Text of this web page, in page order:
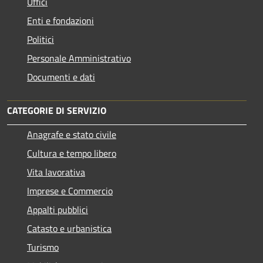
Enti e fondazioni
Politici
Personale Amministrativo
Documenti e dati
CATEGORIE DI SERVIZIO
Anagrafe e stato civile
Cultura e tempo libero
Vita lavorativa
Imprese e Commercio
Appalti pubblici
Catasto e urbanistica
Turismo